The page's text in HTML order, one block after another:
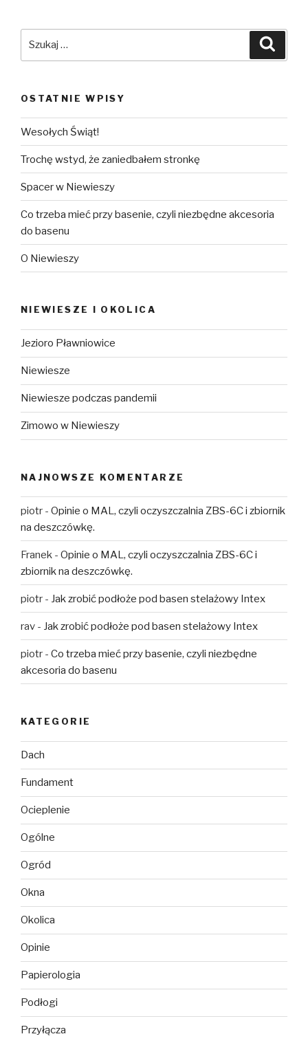
OSTATNIE WPISY
Wesołych Świąt!
Trochę wstyd, że zaniedbałem stronkę
Spacer w Niewieszy
Co trzeba mieć przy basenie, czyli niezbędne akcesoria
do basenu
O Niewieszy
NIEWIESZE I OKOLICA
Jezioro Pławniowice
Niewiesze
Niewiesze podczas pandemii
Zimowo w Niewieszy
NAJNOWSZE KOMENTARZE
piotr - Opinie o MAL, czyli oczyszczalnia ZBS-6C i zbiornik
na deszczówkę.
Franek - Opinie o MAL, czyli oczyszczalnia ZBS-6C i
zbiornik na deszczówkę.
piotr - Jak zrobić podłoże pod basen stelażowy Intex
rav - Jak zrobić podłoże pod basen stelażowy Intex
piotr - Co trzeba mieć przy basenie, czyli niezbędne
akcesoria do basenu
KATEGORIE
Dach
Fundament
Ocieplenie
Ogólne
Ogród
Okna
Okolica
Opinie
Papierologia
Podłogi
Przyłącza